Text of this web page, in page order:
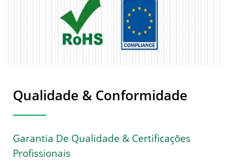
Qualidade & Conformidade
Garantia De Qualidade & Certificações
Profissionais